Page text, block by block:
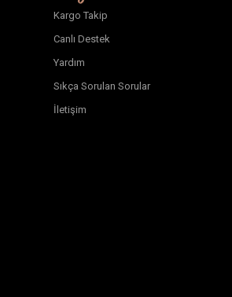
Kargo Takip
Canlı Destek
Yardım
Sıkça Sorulan Sorular
İletişim